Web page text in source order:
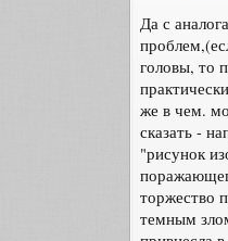
Да с
головы, то
же в чем.
сказать -
"рисунок
торжество
темным